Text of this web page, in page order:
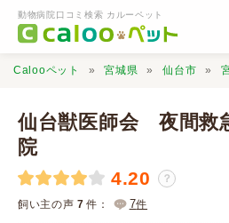
動物病院口コミ検索 カルーペット
動物病院検索
Calooペット 宮城県 仙台市
仙台獣医師会 夜間救
院
4.20 ？
飼い主の声 7 件： 7件